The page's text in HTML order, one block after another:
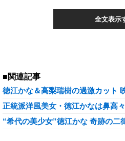
全文表示
■関連記事
徳江かな＆高梨瑞樹の過激カット
正統派洋風美女・徳江かなは鼻高
“希代の美少女”徳江かな 奇跡の二